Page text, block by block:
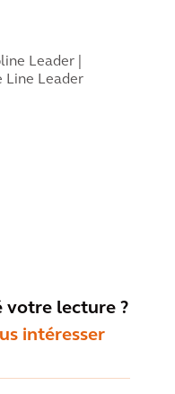
Leader |
Line Leader
votre lecture ?
intéresser